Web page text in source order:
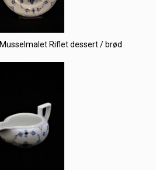
Riflet dessert / brød